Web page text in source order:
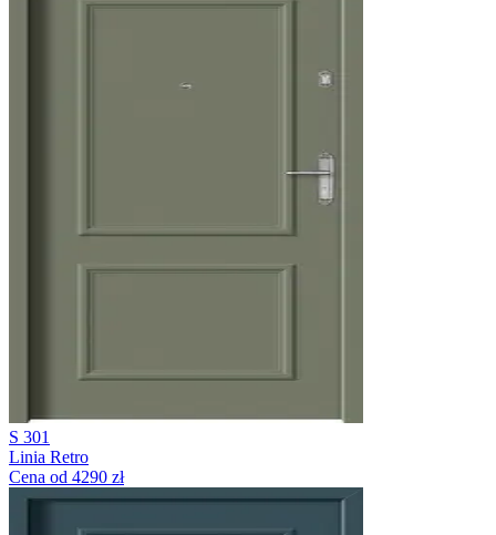
S 301
Linia Retro
Cena od 4290 zł